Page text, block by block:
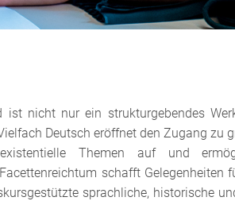
nicht nur ein strukturgebendes
Deutsch eröffnet den Zugang zu
Themen auf und
schafft Gelegenheiten
sprachliche, historische